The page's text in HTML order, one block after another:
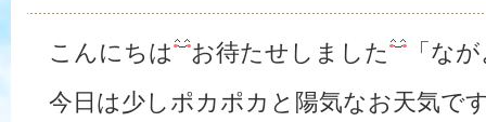
こんにちは お待たせしました
「な
今日は少しポカポカと陽気なお天気で